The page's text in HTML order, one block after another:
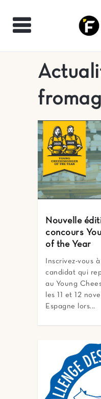
Nouvelle
concours
of the Year
Inscrivez-vous
candidat qui
au Young
les 11 et 12
Espagne lors...